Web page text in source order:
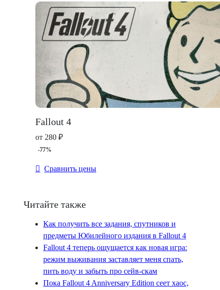
Fallout 4
от 280 ₽
-77%
Сравнить цены
Читайте также
Как получить все задания, спутников и
предметы Юбилейного издания в Fallout 4
Fallout 4 теперь ощущается как новая игра:
режим выживания заставляет меня спать,
пить воду и забыть про сейв-скам
Пока Fallout 4 Anniversary Edition сеет хаос,